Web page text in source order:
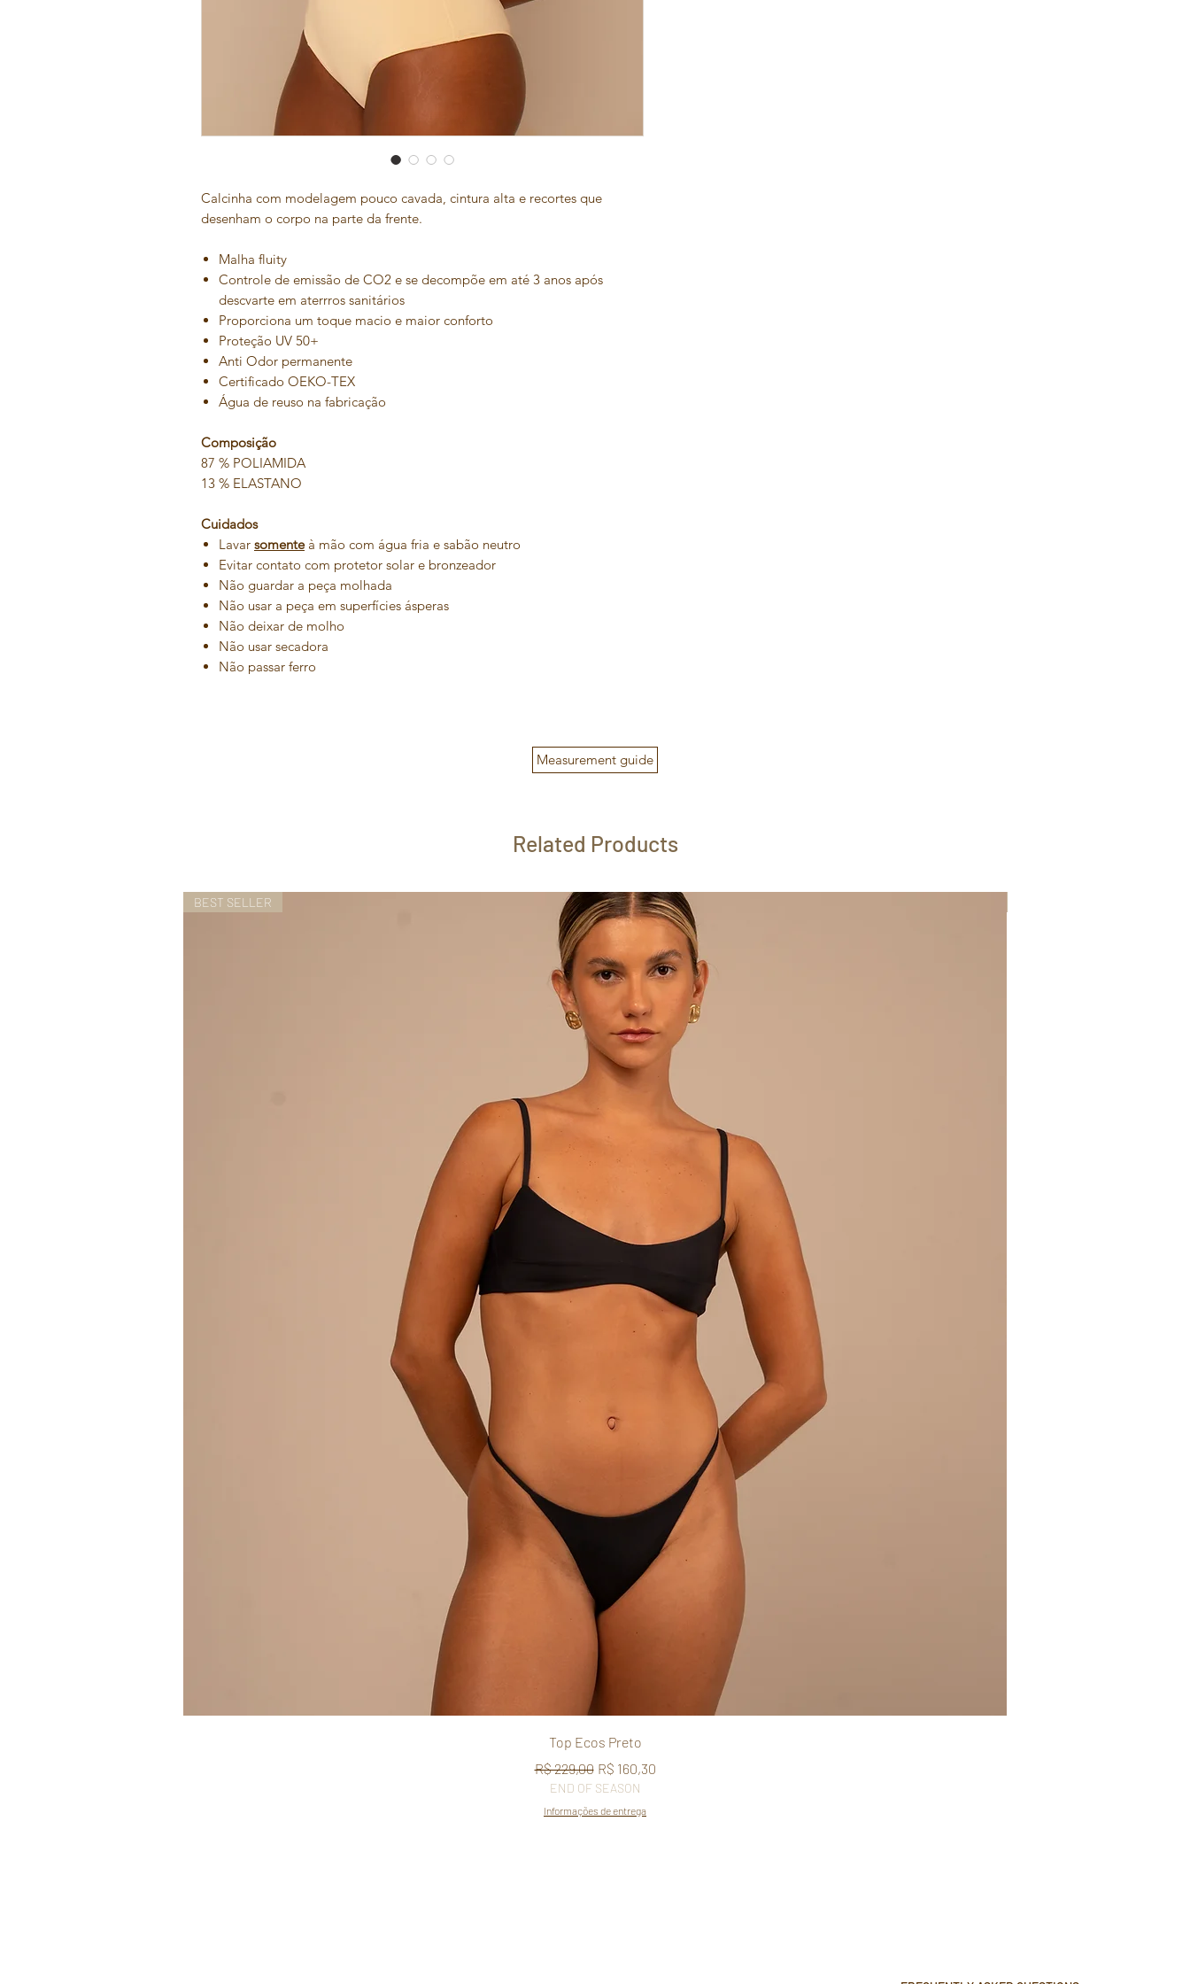
Calcinha com modelagem pouco cavada, cintura alta e recortes que
desenham o corpo na parte da frente.
Malha fluity
Controle de emissão de CO2 e se decompõe em até 3 anos após
descvarte em aterrros sanitários
Proporciona um toque macio e maior conforto
Proteção UV 50+
Anti Odor permanente
Certificado OEKO-TEX
Água de reuso na fabricação
Composição
87 % POLIAMIDA
13 % ELASTANO
Cuidados
Lavar somente à mão com água fria e sabão neutro
Evitar contato com protetor solar e bronzeador
Não guardar a peça molhada
Não usar a peça em superfícies ásperas
Não deixar de molho
Não usar secadora
Não passar ferro
Measurement guide
Related Products
Quick View
BEST SELLER
Top Ecos Preto
Regular Price
R$ 229,00 Sale Price
R$ 160,30
END OF SEASON
Informações de entrega